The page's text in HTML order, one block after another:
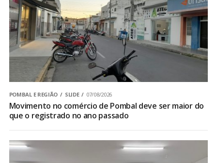
POMBAL E REGIÃO SLIDE 07/08/2026
Movimento no comércio de Pombal deve ser maior do
que o registrado no ano passado